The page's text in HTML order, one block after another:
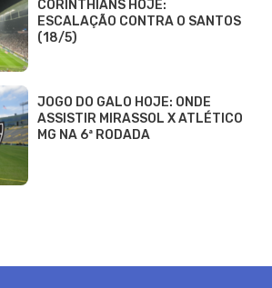
CORINTHIANS HOJE:
ESCALAÇÃO CONTRA O SANTOS
(18/5)
JOGO DO GALO HOJE: ONDE
ASSISTIR MIRASSOL X ATLÉTICO
MG NA 6ª RODADA